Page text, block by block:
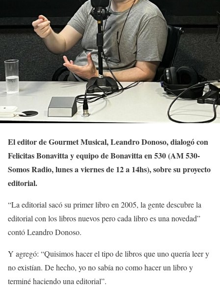
El editor de Gourmet Musical, Leandro Donoso, dialogó con
Felicitas Bonavitta y equipo de Bonavitta en 530 (AM 530-
Somos Radio, lunes a viernes de 12 a 14hs), sobre su proyecto
editorial.
“La editorial sacó su primer libro en 2005, la gente descubre la
editorial con los libros nuevos pero cada libro es una novedad”
contó Leandro Donoso.
Y agregó: “Quisimos hacer el tipo de libros que uno quería leer y
no existían. De hecho, yo no sabía no como hacer un libro y
terminé haciendo una editorial”.